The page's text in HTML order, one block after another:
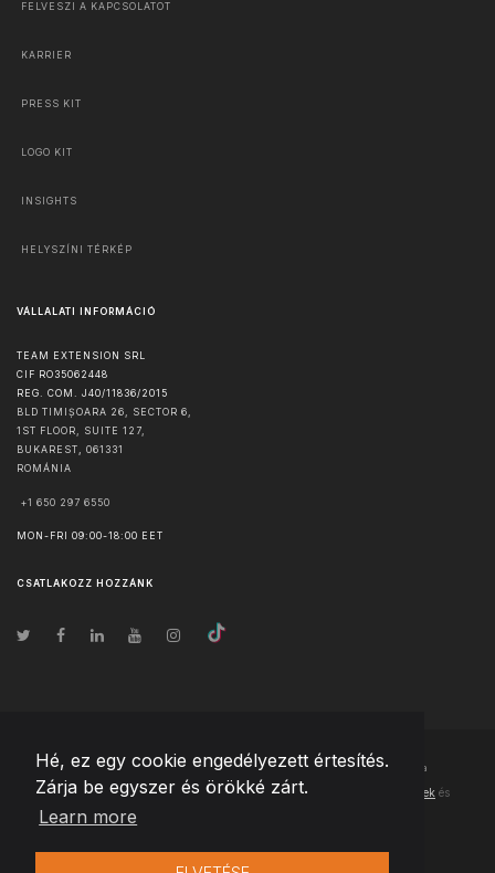
Hé, ez egy cookie engedélyezett értesítés.
Zárja be egyszer és örökké zárt.
Learn more
FELVESZI A KAPCSOLATOT
KARRIER
PRESS KIT
LOGO KIT
INSIGHTS
HELYSZÍNI TÉRKÉP
VÁLLALATI INFORMÁCIÓ
TEAM EXTENSION SRL
CIF RO35062448
REG. COM. J40/11836/2015
BLD TIMIȘOARA 26, SECTOR 6,
1ST FLOOR, SUITE 127,
BUKAREST
061331
ROMÁNIA
+1 650 297 6550
MON-FRI 09:00-18:00 EET
CSATLAKOZZ HOZZÁNK
© Szerzői jog2026 Team Extension Hungary- Minden jog fenntartva
Changelog ● Ezen webhely használatával elfogadja Használati feltételek és